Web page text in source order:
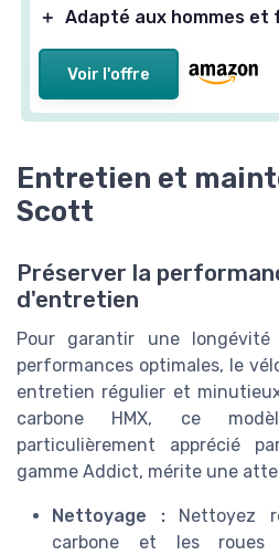
＋ Adapté aux hommes et
Voir l'offre
Entretien et
Scott
Préserver la
d'entretien
Pour garantir une
performances optimales, le
entretien régulier et
carbone HMX, ce
particulièrement apprécié
gamme Addict, mérite une
Nettoyage :Nettoyez
carbone et les roues